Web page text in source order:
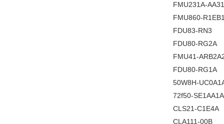
FMU231A-AA31
FMU860-
FDU83-RN3
FDU80-RG2A
FMU41-
FDU80-RG1A
50W8H-
72f50-
CLS21-C1E4A
CLA111-00B